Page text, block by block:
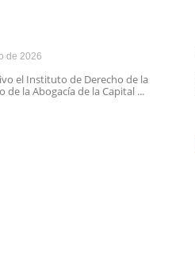
de 2026
el Instituto de Derecho de la
de la Abogacía de la Capital ...